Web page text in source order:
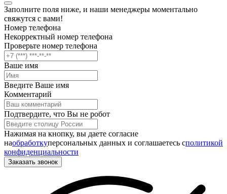
Заполните поля ниже, и наши менеджеры моментально
свяжутся с вами!
Номер телефона
Некорректный номер телефона
Проверьте номер телефона
Ваше имя
Введите Ваше имя
Комментарий
Подтвердите, что Вы не робот
Нажимая на кнопку, вы даете согласие
наобработкуперсональных данных и соглашаетесь cполитикой
конфиденциальности
Заказать звонок